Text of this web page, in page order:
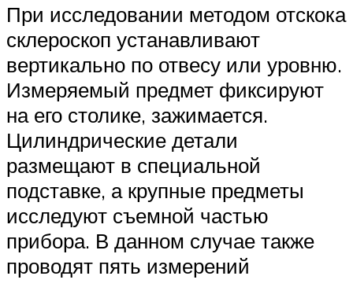
При исследовании методом отскока
склероскоп устанавливают
вертикально по отвесу или уровню.
Измеряемый предмет фиксируют
на его столике, зажимается.
Цилиндрические детали
размещают в специальной
подставке, а крупные предметы
исследуют съемной частью
прибора. В данном случае также
проводят пять измерений